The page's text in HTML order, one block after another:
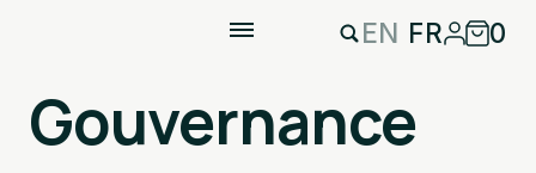
EN FR 0
Gouvernance